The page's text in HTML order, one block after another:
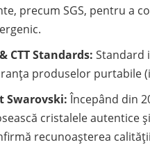
precum SGS, pentru a
CTT Standards: Standard
produselor purtabile
Swarovski:Începând din
cristalele autentice
recunoașterea